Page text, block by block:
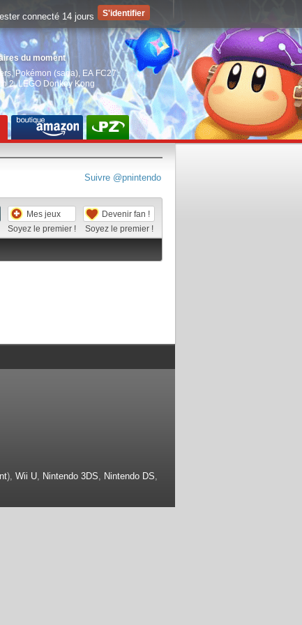
du moment
, Pokémon (saga) EA FC27,
2,LEGO Donkey Kong
Suivre @pnintendo
Mes jeux
Soyez le premier !
Devenir fan !
Soyez le premier !
), Wii U, Nintendo 3DS, Nintendo DS,
connecté 14 jours